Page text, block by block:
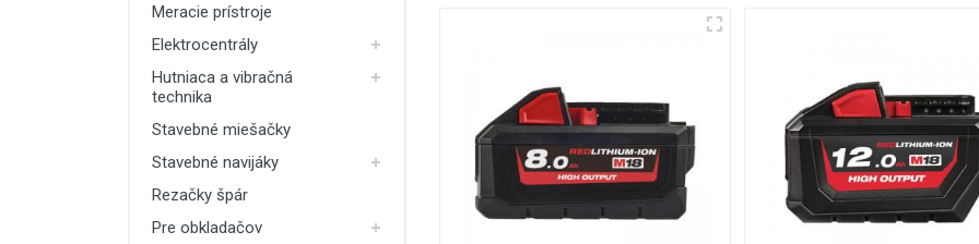
Meracie prístroje
Elektrocentrály
Hutniaca a vibračná
technika
Stavebné miešačky
Stavebné navijáky
Rezačky špár
Pre obkladačov